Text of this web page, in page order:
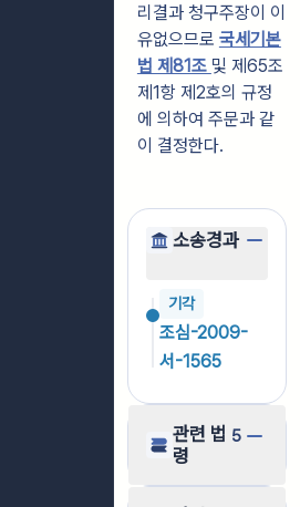
리결과 청구주장이 이
유없으므로 국세기본
법 제81조 및 제65조
제1항 제2호의 규정
에 의하여 주문과 같
이 결정한다.
소송경과
기각
조심-2009-
서-1565
관련 법
령
5